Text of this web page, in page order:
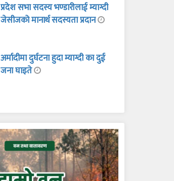
प्रदेश सभा सदस्य भण्डारीलाई म्याग्दी
जेसीजको मानार्थ सदस्यता प्रदान
अर्मादीमा दुर्घटना हुदा म्याग्दी का दुई
जना घाइते